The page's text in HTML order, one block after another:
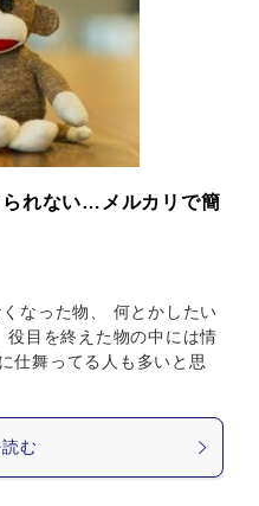
れない…メルカリで簡
なった物、 何とかしたい
目を終えた物の中には情
仕舞ってる人も多いと思
む